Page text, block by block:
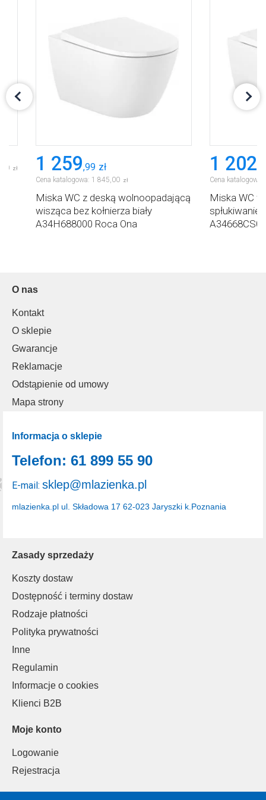
70 zł 1 259,99 zł
Cena katalogowa: 1 845,00 zł
Miska WC z deską wolnoopadającą
wisząca bez kołnierza biały
A34H688000 Roca Ona
1 202
Cena katalogowa:
Miska WC
O nas
Kontakt
O sklepie
Gwarancje
Reklamacje
Odstąpienie od umowy
Mapa strony
Zasady sprzedaży
Koszty dostaw
Dostępność i terminy dostaw
Rodzaje płatności
Polityka prywatności
Inne
Regulamin
Informacje o cookies
Klienci B2B
Moje konto
Logowanie
Rejestracja
Informacja o sklepie
mlazienka.pl ul. Składowa 17 62-023 Jaryszki k.Poznania
Telefon: 61 899 55 90
E-mail: sklep@mlazienka.pl